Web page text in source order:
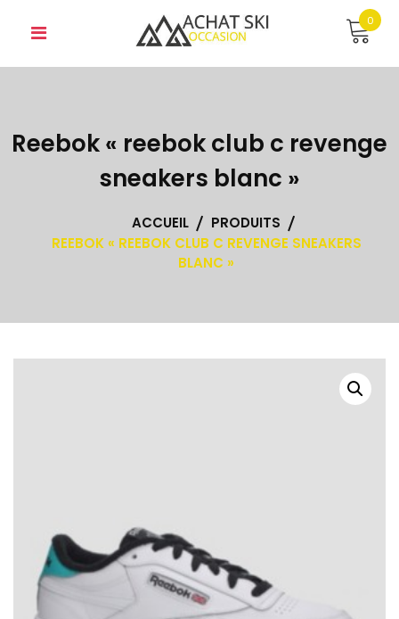
0
Reebok « reebok club c revenge
sneakers blanc »
ACCUEIL
PRODUITS
REEBOK « REEBOK CLUB C REVENGE SNEAKERS
BLANC »